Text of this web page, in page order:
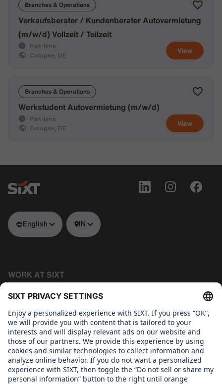
Branches & Operations
View
Verkaufsberater / Kundenberater Autovermietung
(m/w/d) Vollzeit / Teilzeit
Part-time
Cologne, DE
Branches & Operations
View
Werkstudent Autovermietung (m/w/d)
Part-time
Cologne, DE
English IN
WORK AT SIXT
Tech
About us
WHAT WE CARE ABOUT
Regine SIxt Children´s Aid Foundation